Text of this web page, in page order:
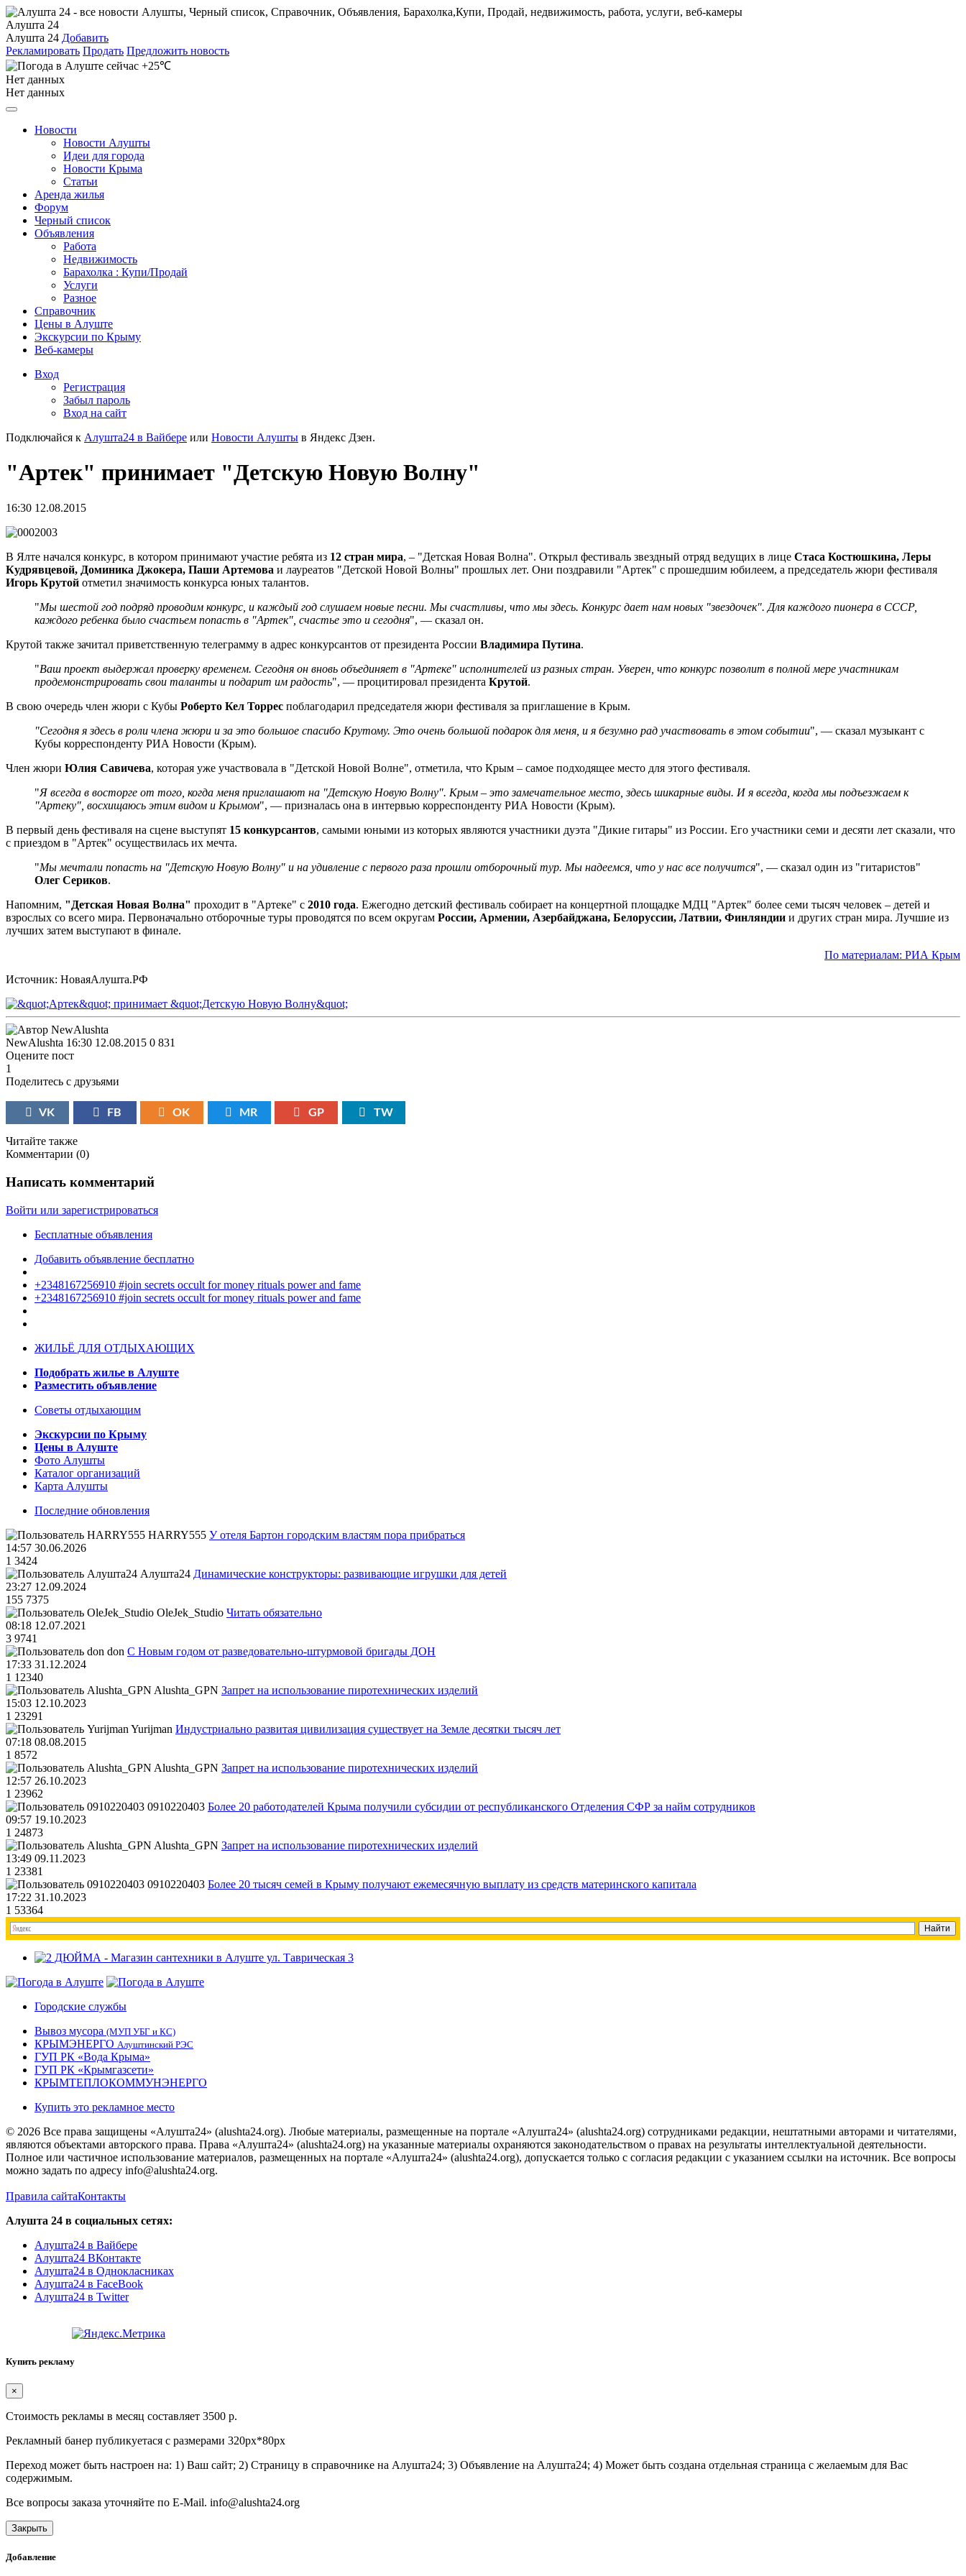
Алушта 24
Алушта 24 Добавить
Рекламировать Продать Предложить новость
+25℃
Нет данных
Нет данных
Новости
Новости Алушты
Идеи для города
Новости Крыма
Статьи
Аренда жилья
Форум
Черный список
Объявления
Работа
Недвижимость
Барахолка : Купи/Продай
Услуги
Разное
Справочник
Цены в Алуште
Экскурсии по Крыму
Веб-камеры
Вход
Регистрация
Забыл пароль
Вход на сайт
Подключайся к Алушта24 в Вайбере или Новости Алушты в Яндекс Дзен.
"Артек" принимает "Детскую Новую Волну"
16:30 12.08.2015
В Ялте начался конкурс, в котором принимают участие ребята из 12 стран мира, – "Детская Новая Волна". Открыл фестиваль звездный отряд ведущих в лице Стаса Костюшкина, Леры
Кудрявцевой, Доминика Джокера, Паши Артемова и лауреатов "Детской Новой Волны" прошлых лет. Они поздравили "Артек" с прошедшим юбилеем, а председатель жюри фестиваля
Игорь Крутой отметил значимость конкурса юных талантов.
"Мы шестой год подряд проводим конкурс, и каждый год слушаем новые песни. Мы счастливы, что мы здесь. Конкурс дает нам новых "звездочек". Для каждого пионера в СССР,
каждого ребенка было счастьем попасть в "Артек", счастье это и сегодня", — сказал он.
Крутой также зачитал приветственную телеграмму в адрес конкурсантов от президента России Владимира Путина.
"Ваш проект выдержал проверку временем. Сегодня он вновь объединяет в "Артеке" исполнителей из разных стран. Уверен, что конкурс позволит в полной мере участникам
продемонстрировать свои таланты и подарит им радость", — процитировал президента Крутой.
В свою очередь член жюри с Кубы Роберто Кел Торрес поблагодарил председателя жюри фестиваля за приглашение в Крым.
"Сегодня я здесь в роли члена жюри и за это большое спасибо Крутому. Это очень большой подарок для меня, и я безумно рад участвовать в этом событии", — сказал музыкант с
Кубы корреспонденту РИА Новости (Крым).
Член жюри Юлия Савичева, которая уже участвовала в "Детской Новой Волне", отметила, что Крым – самое подходящее место для этого фестиваля.
"Я всегда в восторге от того, когда меня приглашают на "Детскую Новую Волну". Крым – это замечательное место, здесь шикарные виды. И я всегда, когда мы подъезжаем к
"Артеку", восхищаюсь этим видом и Крымом", — призналась она в интервью корреспонденту РИА Новости (Крым).
В первый день фестиваля на сцене выступят 15 конкурсантов, самыми юными из которых являются участники дуэта "Дикие гитары" из России. Его участники семи и десяти лет сказали, что
с приездом в "Артек" осуществилась их мечта.
"Мы мечтали попасть на "Детскую Новую Волну" и на удивление с первого раза прошли отборочный тур. Мы надеемся, что у нас все получится", — сказал один из "гитаристов"
Олег Сериков.
Напомним, "Детская Новая Волна" проходит в "Артеке" с 2010 года. Ежегодно детский фестиваль собирает на концертной площадке МДЦ "Артек" более семи тысяч человек – детей и
взрослых со всего мира. Первоначально отборочные туры проводятся по всем округам России, Армении, Азербайджана, Белоруссии, Латвии, Финляндии и других стран мира. Лучшие из
лучших затем выступают в финале.
По материалам: РИА Крым
Источник: НоваяАлушта.РФ
NewAlushta 16:30 12.08.2015 0 831
Оцените пост
1
Поделитесь с друзьями
VK FB OK MR GP TW
Читайте также
Комментарии (0)
Написать комментарий
Войти или зарегистрироваться
Бесплатные объявления
Добавить объявление бесплатно
+2348167256910 #join secrets occult for money rituals power and fame
+2348167256910 #join secrets occult for money rituals power and fame
ЖИЛЬЁ ДЛЯ ОТДЫХАЮЩИХ
Подобрать жилье в Алуште
Разместить объявление
Советы отдыхающим
Экскурсии по Крыму
Цены в Алуште
Фото Алушты
Каталог организаций
Карта Алушты
Последние обновления
HARRY555 У отеля Бартон городским властям пора прибраться
14:57 30.06.2026
1 3424
Алушта24 Динамические конструкторы: развивающие игрушки для детей
23:27 12.09.2024
155 7375
OleJek_Studio Читать обязательно
08:18 12.07.2021
3 9741
don С Новым годом от разведовательно-штурмовой бригады ДОН
17:33 31.12.2024
1 12340
Alushta_GPN Запрет на использование пиротехнических изделий
15:03 12.10.2023
1 23291
Yurijman Индустриально развитая цивилизация существует на Земле десятки тысяч лет
07:18 08.08.2015
1 8572
Alushta_GPN Запрет на использование пиротехнических изделий
12:57 26.10.2023
1 23962
0910220403 Более 20 работодателей Крыма получили субсидии от республиканского Отделения СФР за найм сотрудников
09:57 19.10.2023
1 24873
Alushta_GPN Запрет на использование пиротехнических изделий
13:49 09.11.2023
1 23381
0910220403 Более 20 тысяч семей в Крыму получают ежемесячную выплату из средств материнского капитала
17:22 31.10.2023
1 53364
Городские службы
Вывоз мусора (МУП УБГ и КС)
КРЫМЭНЕРГО Алуштинский РЭС
ГУП РК «Вода Крыма»
ГУП РК «Крымгазсети»
КРЫМТЕПЛОКОММУНЭНЕРГО
Купить это рекламное место
© 2026 Все права защищены «Алушта24» (alushta24.org). Любые материалы, размещенные на портале «Алушта24» (alushta24.org) сотрудниками редакции, нештатными авторами и читателями,
являются объектами авторского права. Права «Алушта24» (alushta24.org) на указанные материалы охраняются законодательством о правах на результаты интеллектуальной деятельности.
Полное или частичное использование материалов, размещенных на портале «Алушта24» (alushta24.org), допускается только с согласия редакции с указанием ссылки на источник. Все вопросы
можно задать по адресу info@alushta24.org.
Правила сайтаКонтакты
Алушта 24 в социальных сетях:
Алушта24 в Вайбере
Алушта24 ВКонтакте
Алушта24 в Однокласниках
Алушта24 в FaceBook
Алушта24 в Twitter
Купить рекламу
×
Стоимость рекламы в месяц составляет 3500 р.
Рекламный банер публикуетася с размерами 320px*80px
Переход может быть настроен на: 1) Ваш сайт; 2) Страницу в справочнике на Алушта24; 3) Объявление на Алушта24; 4) Может быть создана отдельная страница с желаемым для Вас
содержимым.
Все вопросы заказа уточняйте по E-Mail. info@alushta24.org
Закрыть
Добавление